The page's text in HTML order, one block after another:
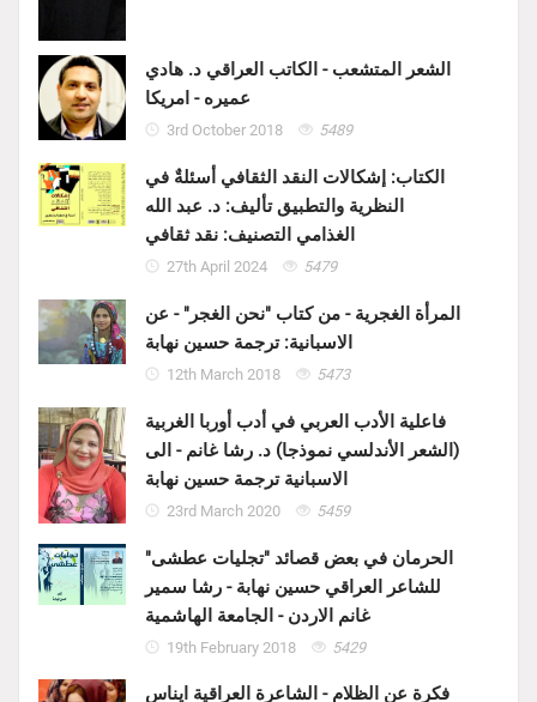
الشعر المتشعب - الكاتب العراقي د. هادي
عميره - امريكا
3rd October 2018 5489
الكتاب: إشكالات النقد الثقافي أسئلةٌ في
النظرية والتطبيق تأليف: د. عبد الله
الغذامي التصنيف: نقد ثقافي
27th April 2024 5479
المرأة الغجرية - من كتاب "نحن الغجر" - عن
الاسبانية: ترجمة حسين نهابة
12th March 2018 5473
فاعلية الأدب العربي في أدب أوربا الغربية
(الشعر الأندلسي نموذجا) د. رشا غانم - الى
الاسبانية ترجمة حسين نهابة
23rd March 2020 5459
الحرمان في بعض قصائد "تجليات عطشى"
للشاعر العراقي حسين نهابة - رشا سمير
غانم الاردن - الجامعة الهاشمية
19th February 2018 5429
فكرة عن الظلام - الشاعرة العراقية ايناس